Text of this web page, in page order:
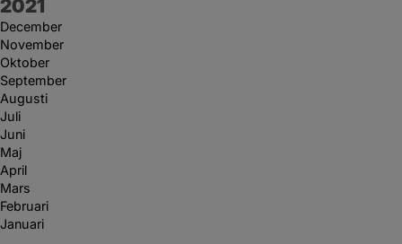
År:
2021
December
November
Oktober
September
Augusti
Juli
Juni
Maj
April
Mars
Februari
Januari